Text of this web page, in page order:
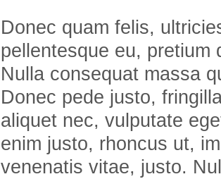
Donec quam felis,
pellentesque eu, pretium
Nulla consequat massa
Donec pede justo,
aliquet nec, vulputate
enim justo, rhoncus ut,
venenatis vitae, justo.